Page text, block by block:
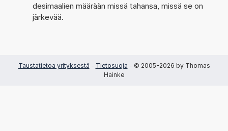
desimaalien määrään missä tahansa, missä se on
järkevää.
Taustatietoa yrityksestä - Tietosuoja - © 2005-2026 by Thomas
Hainke